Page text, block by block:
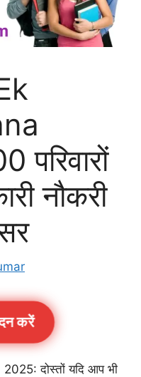
नौकरी
करें
दोस्तों यदि आप भी